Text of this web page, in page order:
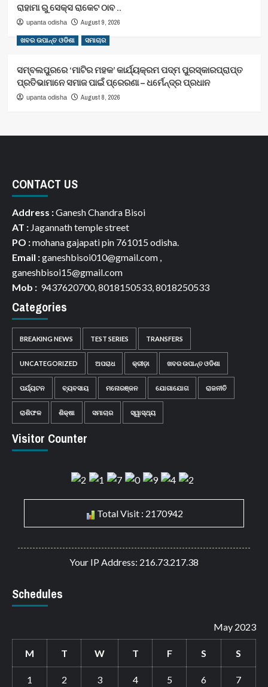
ରାହାମା ରୁ ସେକ୍ସ ରାକେଟ ଠାବ ..
upanta odisha August 9, 2026
ଖବର ଉପାନ୍ତ ଓଡିଶା ସମାଚାର
ସମ୍ବଲପୁରରେ ‘ମାଟିର ମହକ’ କାର୍ଯ୍ୟକ୍ରମ ପଦ୍ମ ପୁରସ୍କାରପ୍ରାପ୍ତ
ପ୍ରତିଭାମାନେ ସମାଜ ପାଇଁ ପ୍ରେରଣା – ଧର୍ମେନ୍ଦ୍ର ପ୍ରଧାନ
upanta odisha August 8, 2026
CONTACT US
Address :Ganesh Chandra Bisoi
AT : Jagannath temple street
PO :mohana gajapati pin 761015 odisha.
Email :ganeshbisoi010@gmail.com ,
ganeshbisoi15@gmail.com
Mob : 9437620700, 8018150533, 8018250533
Categories
BREAKING NEWS TEST SERIES TRANSFERS
UNCATEGORIZED ଅପରାଧ କ୍ରୀଡ଼ା ଖବର ଉପାନ୍ତ ଓଡିଶା
ପର୍ଯ୍ୟଟନ ବ୍ୟବସାୟ ମନୋରଞ୍ଜନ ଯୋଗାଯୋଗ ରାଜନୀତି
ରାଶିଫଳ ଶିକ୍ଷା ସମାଚାର ସ୍ୱାସ୍ଥ୍ୟ
Visitor Counter
Total Visit : 2170942
Your IP Address: 216.73.217.38
Schedules
May 2023
M T W T F S S
1 2 3 4 5 6 7